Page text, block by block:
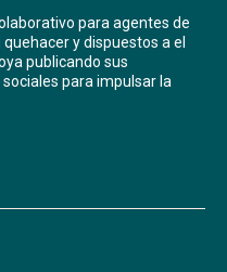
para agentes de
y dispuestos a el
publicando sus
para impulsar la